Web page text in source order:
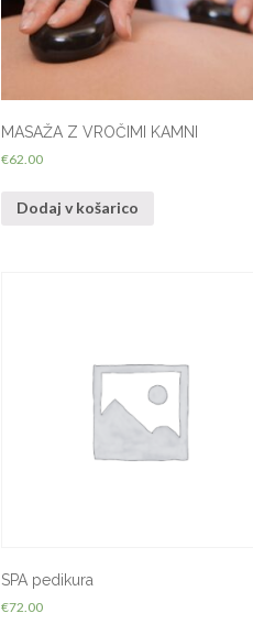
MASAŽA Z VROČIMI KAMNI
€62.00
Dodaj v košarico
SPA pedikura
€72.00